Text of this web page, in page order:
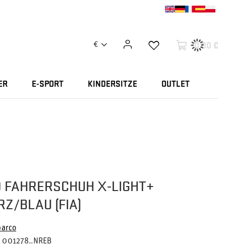
€ 0,00 €
E-SPORT KINDERSITZE OUTLET
FAHRERSCHUH X-LIGHT+
BLAU (FIA)
001278..NREB